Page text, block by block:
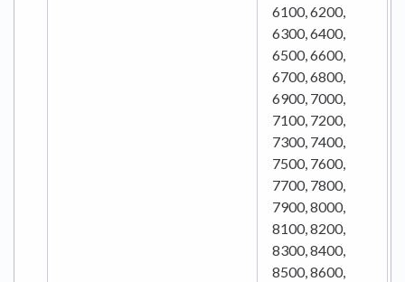
6100, 6200,
6300, 6400,
6500, 6600,
6700, 6800,
6900, 7000,
7100, 7200,
7300, 7400,
7500, 7600,
7700, 7800,
7900, 8000,
8100, 8200,
8300, 8400,
8500, 8600,